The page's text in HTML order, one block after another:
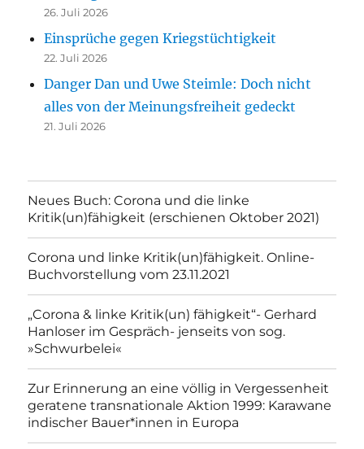
26. Juli 2026
Einsprüche gegen Kriegstüchtigkeit
22. Juli 2026
Danger Dan und Uwe Steimle: Doch nicht
alles von der Meinungsfreiheit gedeckt
21. Juli 2026
Neues Buch: Corona und die linke
Kritik(un)fähigkeit (erschienen Oktober 2021)
Corona und linke Kritik(un)fähigkeit. Online-
Buchvorstellung vom 23.11.2021
„Corona & linke Kritik(un) fähigkeit“- Gerhard
Hanloser im Gespräch- jenseits von sog.
»Schwurbelei«
Zur Erinnerung an eine völlig in Vergessenheit
geratene transnationale Aktion 1999: Karawane
indischer Bauer*innen in Europa